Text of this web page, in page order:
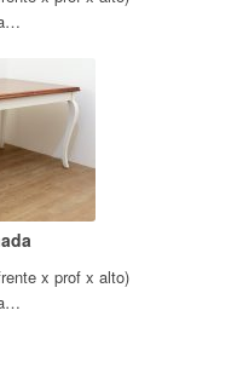
x prof x alto)